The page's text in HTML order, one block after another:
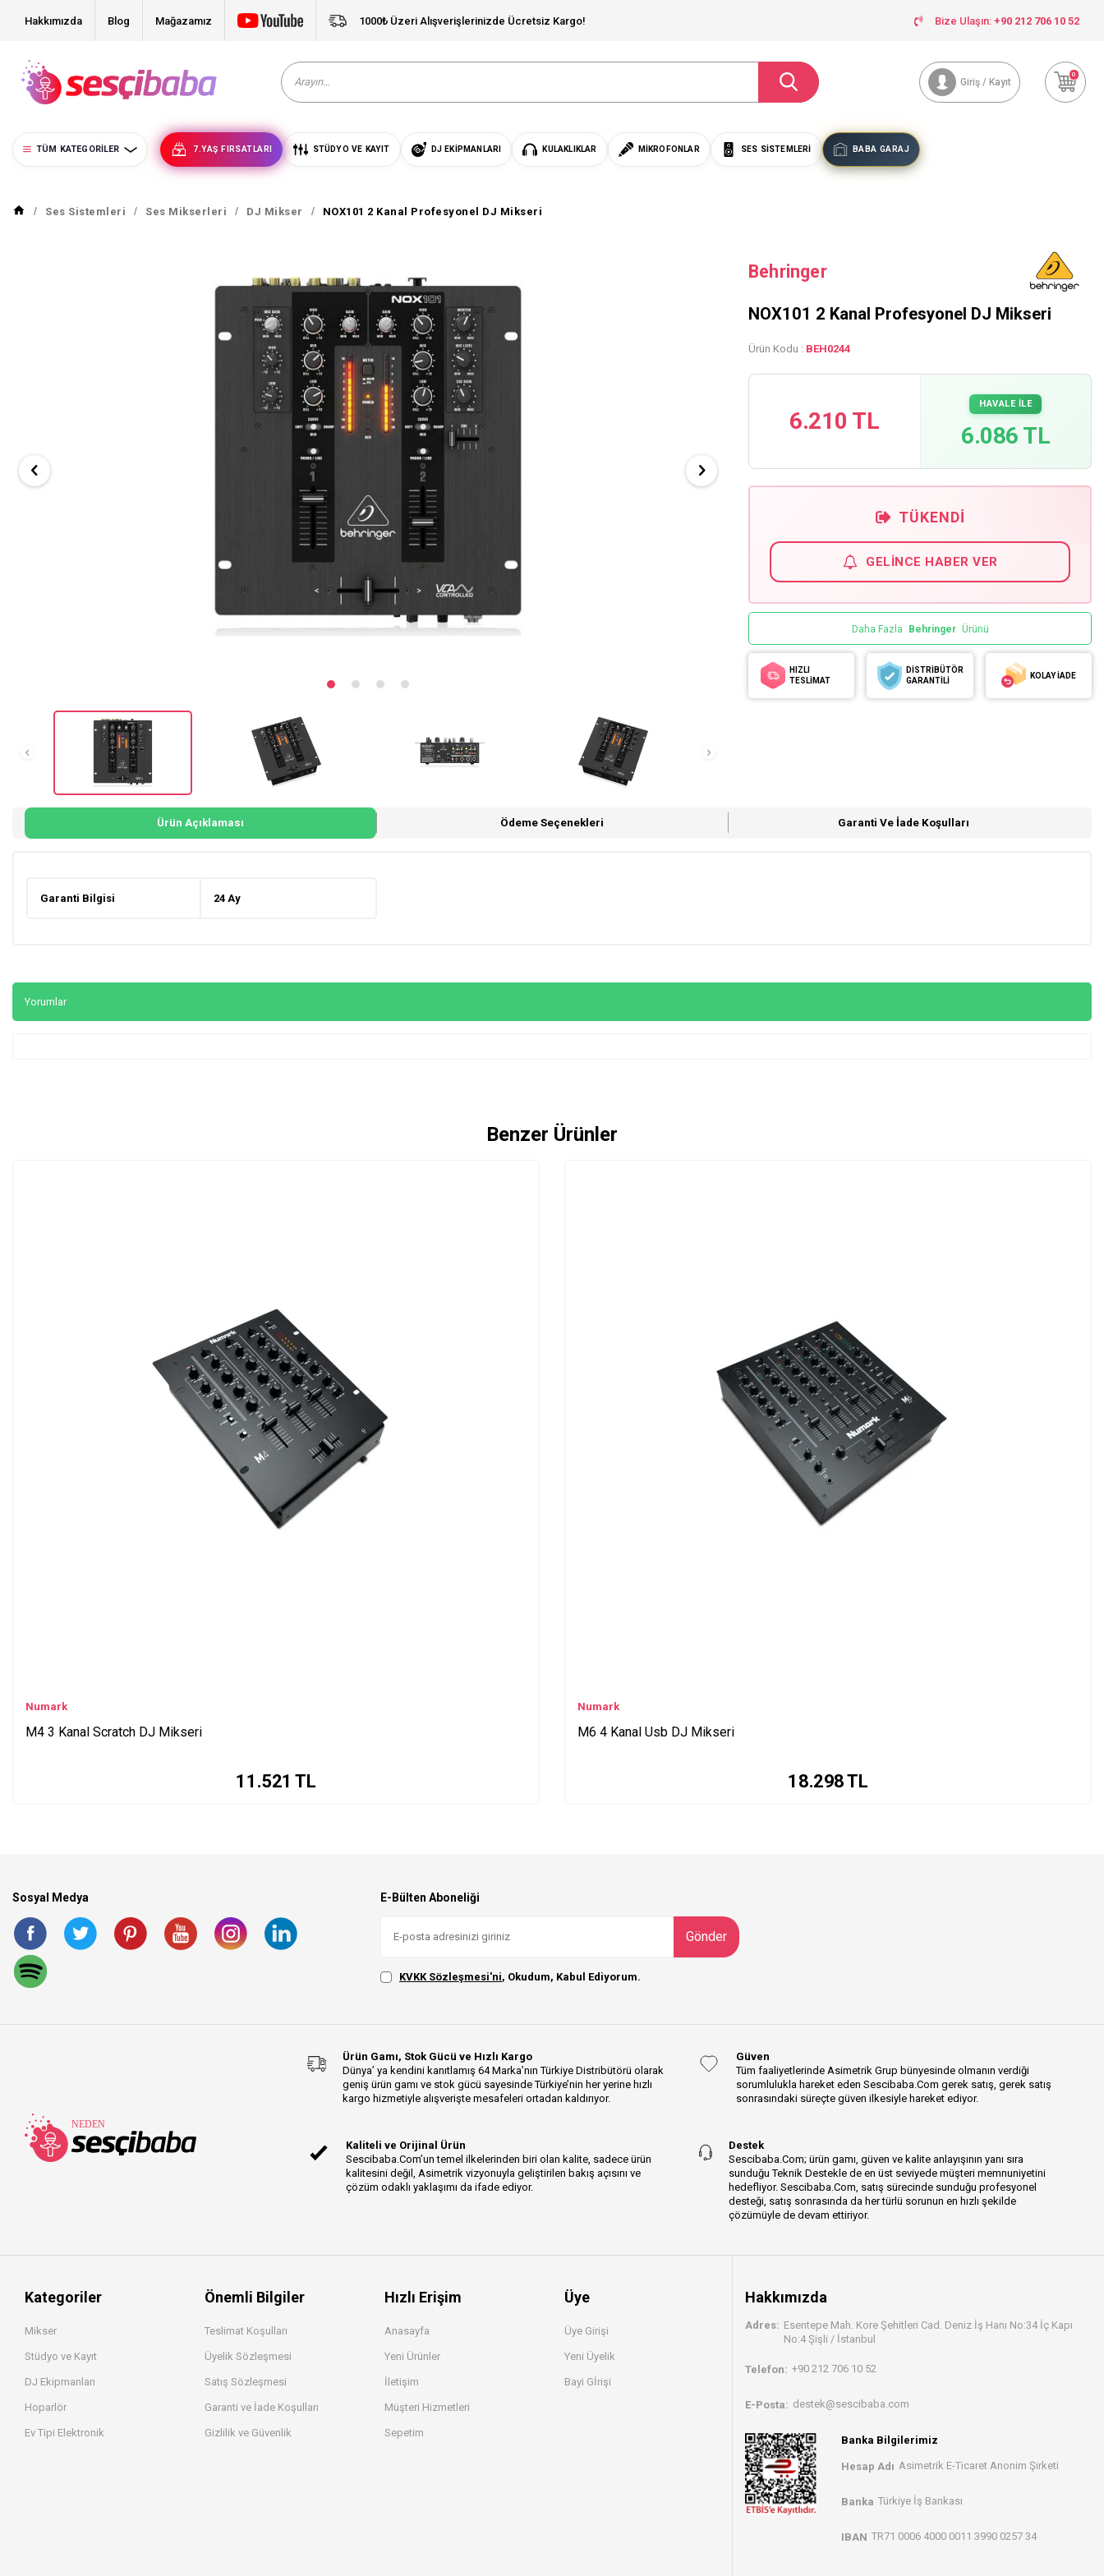
Hakkımızda Blog Mağazamız 1000₺ Üzeri Alışverişlerinizde Ücretsiz Kargo! Bize Ulaşın: +90 212 706 10 52
Giriş / Kayıt
0
TÜM KATEGORILER 7.YAŞ FIRSATLARI STÜDYO VE KAYIT DJ EKIPMANLARI KULAKLIKLAR MIKROFONLAR SES SISTEMLERI BABA GARAJ
Ses Sistemleri Ses Mikserleri DJ Mikser NOX101 2 Kanal Profesyonel DJ Mikseri
Behringer
NOX101 2 Kanal Profesyonel DJ Mikseri
Ürün Kodu : BEH0244
6.210 TL
HAVALE İLE
6.086 TL
TÜKENDI
GELINCE HABER VER
Daha Fazla Behringer Ürünü
HIZLI
TESLİMAT
DİSTRİBÜTÖR
GARANTİLİ
KOLAY İADE
Ürün Açıklaması Ödeme Seçenekleri Garanti Ve İade Koşulları
Garanti Bilgisi 24 Ay
Yorumlar
Benzer Ürünler
Numark
M4 3 Kanal Scratch DJ Mikseri
11.521 TL
Numark
M6 4 Kanal Usb DJ Mikseri
18.298TL
Sosyal Medya E-Bülten Aboneliği
Gönder
KVKK Sözleşmesi'ni, Okudum, Kabul Ediyorum.
Ürün Gamı, Stok Gücü ve Hızlı Kargo
Dünya’ ya kendini kanıtlamış 64 Marka’nın Türkiye Distribütörü olarak
geniş ürün gamı ve stok gücü sayesinde Türkiye’nin her yerine hızlı
kargo hizmetiyle alışverişte mesafeleri ortadan kaldırıyor.
Güven
Tüm faaliyetlerinde Asimetrik Grup bünyesinde olmanın verdiği
sorumlulukla hareket eden Sescibaba.Com gerek satış, gerek satış
sonrasındaki süreçte güven ilkesiyle hareket ediyor.
Kaliteli ve Orijinal Ürün
Sescibaba.Com’un temel ilkelerinden biri olan kalite, sadece ürün
kalitesini değil, Asimetrik vizyonuyla geliştirilen bakış açısını ve
çözüm odaklı yaklaşımı da ifade ediyor.
Destek
Sescibaba.Com; ürün gamı, güven ve kalite anlayışının yanı sıra
sunduğu Teknik Destekle de en üst seviyede müşteri memnuniyetini
hedefliyor. Sescibaba.Com, satış sürecinde sunduğu profesyonel
desteği, satış sonrasında da her türlü sorunun en hızlı şekilde
çözümüyle de devam ettiriyor.
Kategoriler
Mikser
Stüdyo ve Kayıt
DJ Ekipmanları
Hoparlör
Ev Tipi Elektronik
Önemli Bilgiler
Teslimat Koşulları
Üyelik Sözleşmesi
Satış Sözleşmesi
Garanti ve İade Koşulları
Gizlilik ve Güvenlik
Hızlı Erişim
Anasayfa
Yeni Ürünler
İletişim
Müşteri Hizmetleri
Sepetim
Üye
Üye Girişi
Yeni Üyelik
Bayi Gİrişi
Hakkımızda
Adres: Esentepe Mah. Kore Şehitleri Cad. Deniz İş Hanı No:34 İç Kapı
No:4 Şişli / İstanbul
Telefon: +90 212 706 10 52
E-Posta: destek@sescibaba.com
Banka Bilgilerimiz
Hesap Adı Asimetrik E-Ticaret Anonim Şirketi
Banka Türkiye İş Bankası
IBAN TR71 0006 4000 0011 3990 0257 34